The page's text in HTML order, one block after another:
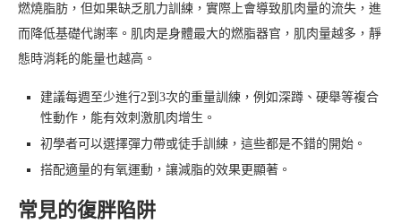
燃燒脂肪，但如果缺乏肌力訓練，實際上會導致肌肉量的流失，進
而降低基礎代謝率。肌肉是身體最大的燃脂器官，肌肉量越多，靜
態時消耗的能量也越高。
建議每週至少進行2到3次的重量訓練，例如深蹲、硬舉等複合
性動作，能有效刺激肌肉增生。
初學者可以選擇彈力帶或徒手訓練，這些都是不錯的開始。
搭配適量的有氧運動，讓減脂的效果更顯著。
常見的復胖陷阱